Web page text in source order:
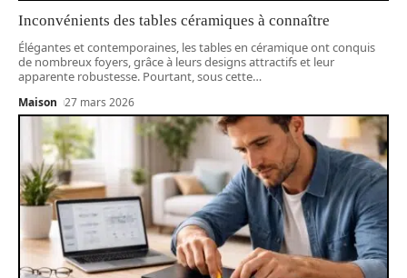
Inconvénients des tables céramiques à connaître
Élégantes et contemporaines, les tables en céramique ont conquis
de nombreux foyers, grâce à leurs designs attractifs et leur
apparente robustesse. Pourtant, sous cette…
Maison 27 mars 2026